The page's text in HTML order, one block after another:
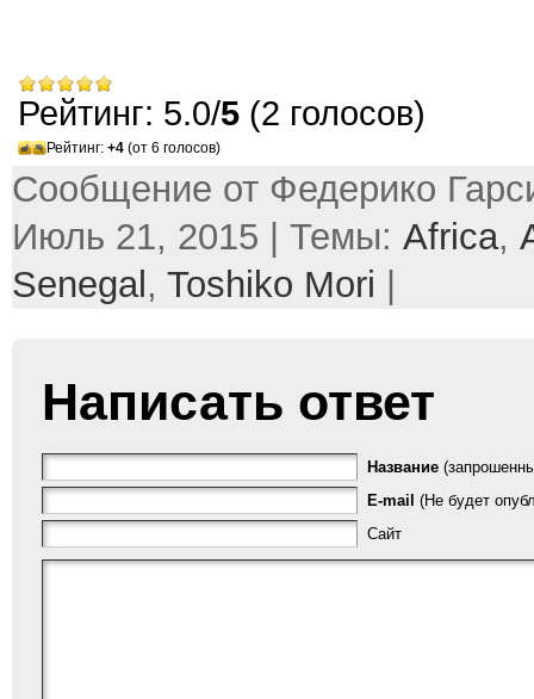
Рейтинг: 5.0/5 (2 голосов)
Рейтинг: +4 (от 6 голосов)
Сообщение от Федерико
Июль 21, 2015 | Темы: Africa,
Senegal , Toshiko Mori
Написать ответ
Название
E-mail (Не будет
Сайт